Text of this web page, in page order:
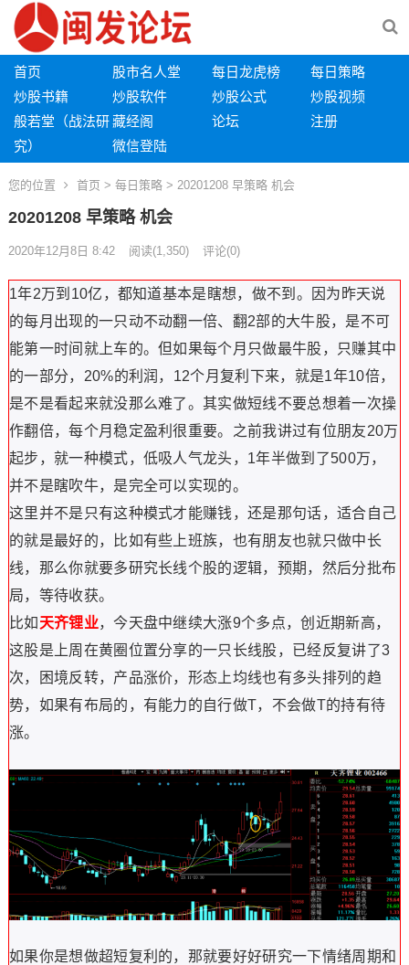
首页 股市名人堂 每日龙虎榜
每日策略
炒股书籍
炒股软件 炒股公式
炒股视频
般若堂（战法研
究）
藏经阁 论坛
注册
微信登陆
您的位置 首页 > 每日策略 > 20201208 早策略 机会
20201208 早策略 机会
2020年12月8日 8:42 阅读(1,350) 评论(0)
1年2万到10亿，都知道基本是瞎想，做不到。因为昨天说
的每月出现的一只动不动翻一倍、翻2部的大牛股，是不可
能第一时间就上车的。但如果每个月只做最牛股，只赚其中
的一部分，20%的利润，12个月复利下来，就是1年10倍，
是不是看起来就没那么难了。其实做短线不要总想着一次操
作翻倍，每个月稳定盈利很重要。之前我讲过有位朋友20万
起步，就一种模式，低吸人气龙头，1年半做到了500万，
并不是瞎吹牛，是完全可以实现的。
这里并不是只有这种模式才能赚钱，还是那句话，适合自己
的就是最好的，比如有些上班族，也有朋友也就只做中长
线，那么你就要多研究长线个股的逻辑，预期，然后分批布
局，等待收获。
比如 天齐锂业，今天盘中继续大涨9个多点，创近期新高，
这股是上周在黄圈位置分享的一只长线股，已经反复讲了3
次，困境反转，产品涨价，形态上均线也有多头排列的趋
势，如果有布局的，有能力的自行做T，不会做T的持有待
涨。
如果你是想做超短复利的，那就要好好研究一下情绪周期和